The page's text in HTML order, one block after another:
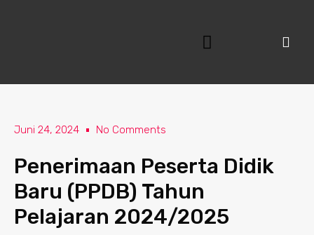
Juni 24, 2024 No Comments
Penerimaan Peserta Didik
Baru (PPDB) Tahun
Pelajaran 2024/2025